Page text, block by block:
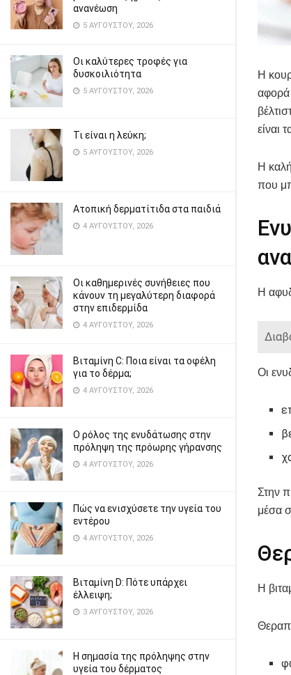
ανανέωση
5 ΑΥΓΟΎΣΤΟΥ, 2026
Οι καλύτερες τροφές για
δυσκοιλιότητα
5 ΑΥΓΟΎΣΤΟΥ, 2026
Τι είναι η λεύκη;
5 ΑΥΓΟΎΣΤΟΥ, 2026
Ατοπική δερματίτιδα στα παιδιά
4 ΑΥΓΟΎΣΤΟΥ, 2026
Οι καθημερινές συνήθειες που
κάνουν τη μεγαλύτερη διαφορά
στην επιδερμίδα
4 ΑΥΓΟΎΣΤΟΥ, 2026
Βιταμίνη C: Ποια είναι τα οφέλη
για το δέρμα;
4 ΑΥΓΟΎΣΤΟΥ, 2026
Ο ρόλος της ενυδάτωσης στην
πρόληψη της πρόωρης γήρανσης
4 ΑΥΓΟΎΣΤΟΥ, 2026
Πώς να ενισχύσετε την υγεία του
εντέρου
4 ΑΥΓΟΎΣΤΟΥ, 2026
Βιταμίνη D: Πότε υπάρχει
έλλειψη;
3 ΑΥΓΟΎΣΤΟΥ, 2026
Η σημασία της πρόληψης στην
υγεία του δέρματος
Η
αφορά
είναι
Η
που
Η
Οι
Στην
μέσα
Η